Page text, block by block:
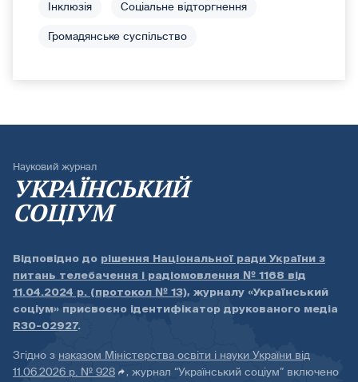
Інклюзія Соціальне відторгнення
Громадянське суспільство
Науковий журнал
УКРАЇНСЬКИЙ
СОЦІУМ
Відповідно до рішення Національної ради України з
питань телебачення і радіомовлення № 1168 від
11.04.2024 р. (протокол № 13), журналу «Український
соціум» присвоєно ідентифікатор друкованого медіа
R30-02927.
Згідно з наказом Міністерства освіти і науки України від
11.06.2026 р. № 928
, журнал “Український соціум” включено